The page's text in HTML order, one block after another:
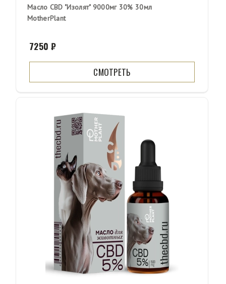
Масло CBD "Изолят" 9000мг 30% 30мл
MotherPlant
7250 ₽
СМОТРЕТЬ